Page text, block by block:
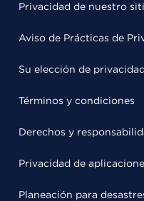
Privacidad de nuestro
Aviso de Prácticas de
Su elección de privacidad
Términos y condiciones
Derechos y
Privacidad de
Planeación para